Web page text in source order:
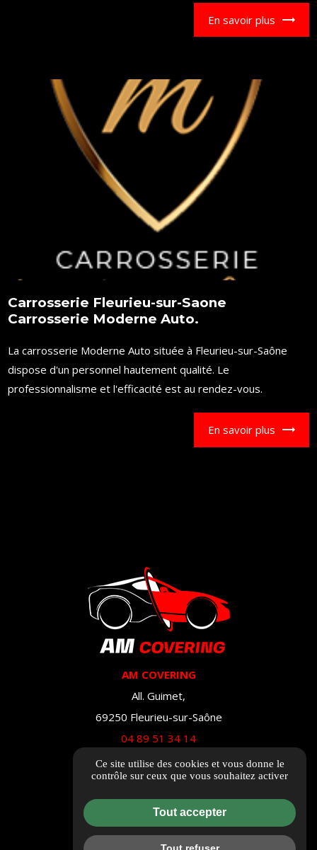
En savoir plus
Carrosserie Fleurieu-sur-Saone
Carrosserie Moderne Auto.
La carrosserie Moderne Auto située à Fleurieu-sur-Saône
dispose d'un personnel hautement qualité. Le
professionnalisme et l'efficacité est au rendez-vous.
En savoir plus
AM COVERING
All. Guimet,
69250 Fleurieu-sur-Saône
04 89 51 34 14
Itinéraire
Ce site utilise des cookies et vous donne le
contrôle sur ceux que vous souhaitez activer
Tout accepter